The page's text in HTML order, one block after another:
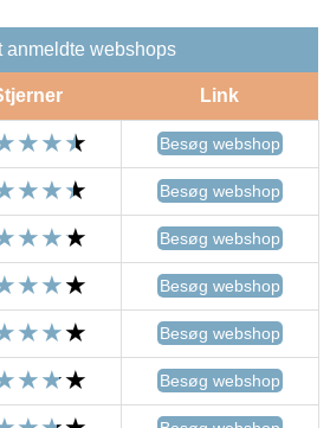
anmeldte webshops
Link
Besøg webshop
Besøg webshop
Besøg webshop
Besøg webshop
Besøg webshop
Besøg webshop